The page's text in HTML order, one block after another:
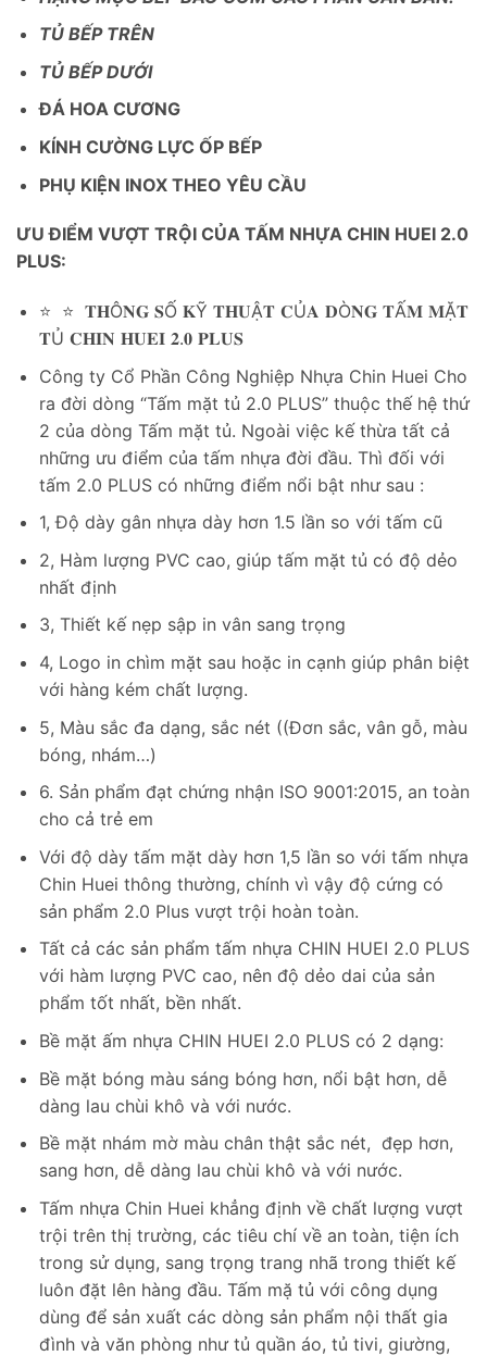
TỦ BẾP TRÊN
TỦ BẾP DƯỚI
ĐÁ HOA CƯƠNG
KÍNH CƯỜNG LỰC ỐP BẾP
PHỤ KIỆN INOX THEO YÊU CẦU
ƯU ĐIỂM VƯỢT TRỘI CỦA TẤM NHỰA CHIN HUEI 2.0
PLUS:
⭐ ⭐ 𝐓𝐇Ô𝐍𝐆 𝐒Ố 𝐊Ỹ 𝐓𝐇𝐔Ậ𝐓 𝐂Ủ𝐀 𝐃Ò𝐍𝐆 𝐓Ấ𝐌 𝐌Ặ𝐓
𝐓Ủ 𝐂𝐇𝐈𝐍 𝐇𝐔𝐄𝐈 𝟐.𝟎 𝐏𝐋𝐔𝐒
Công ty Cổ Phần Công Nghiệp Nhựa Chin Huei Cho
ra đời dòng “Tấm mặt tủ 2.0 PLUS” thuộc thế hệ thứ
2 của dòng Tấm mặt tủ. Ngoài việc kế thừa tất cả
những ưu điểm của tấm nhựa đời đầu. Thì đối với
tấm 2.0 PLUS có những điểm nổi bật như sau :
1, Độ dày gân nhựa dày hơn 1.5 lần so với tấm cũ
2, Hàm lượng PVC cao, giúp tấm mặt tủ có độ dẻo
nhất định
3, Thiết kế nẹp sập in vân sang trọng
4, Logo in chìm mặt sau hoặc in cạnh giúp phân biệt
với hàng kém chất lượng.
5, Màu sắc đa dạng, sắc nét ((Đơn sắc, vân gỗ, màu
bóng, nhám…)
6. Sản phẩm đạt chứng nhận ISO 9001:2015, an toàn
cho cả trẻ em
Với độ dày tấm mặt dày hơn 1,5 lần so với tấm nhựa
Chin Huei thông thường, chính vì vậy độ cứng có
sản phẩm 2.0 Plus vượt trội hoàn toàn.
Tất cả các sản phẩm tấm nhựa CHIN HUEI 2.0 PLUS
với hàm lượng PVC cao, nên độ dẻo dai của sản
phẩm tốt nhất, bền nhất.
Bề mặt ấm nhựa CHIN HUEI 2.0 PLUS có 2 dạng:
Bề mặt bóng màu sáng bóng hơn, nổi bật hơn, dễ
dàng lau chùi khô và với nước.
Bề mặt nhám mờ màu chân thật sắc nét, đẹp hơn,
sang hơn, dễ dàng lau chùi khô và với nước.
Tấm nhựa Chin Huei khẳng định về chất lượng vượt
trội trên thị trường, các tiêu chí về an toàn, tiện ích
trong sử dụng, sang trọng trang nhã trong thiết kế
luôn đặt lên hàng đầu. Tấm mặ tủ với công dụng
dùng để sản xuất các dòng sản phẩm nội thất gia
đình và văn phòng như tủ quần áo, tủ tivi, giường,